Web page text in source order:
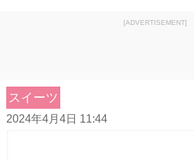
[ADVERTISEMENT]
スイーツ
2024年4月4日 11:44